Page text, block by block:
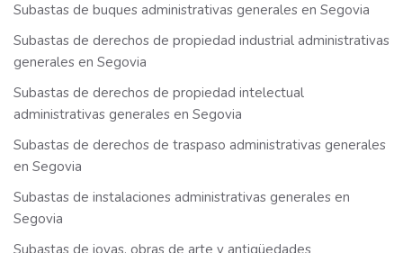
Subastas de buques administrativas generales en Segovia
Subastas de derechos de propiedad industrial administrativas
generales en Segovia
Subastas de derechos de propiedad intelectual
administrativas generales en Segovia
Subastas de derechos de traspaso administrativas generales
en Segovia
Subastas de instalaciones administrativas generales en
Segovia